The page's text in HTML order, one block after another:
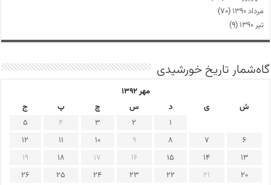
مرداد ۱۳۹۰
(۷۰)
تیر ۱۳۹۰
(۹)
گاه‌شمار تاریخ خورشیدی
مهر ۱۳۹۲
ش
ی د س چ پ ج
1
2
3
4
5
6
7
8
9
10
11
12
13
14
15
16
17
18
19
20
21
22
23
24
25
26